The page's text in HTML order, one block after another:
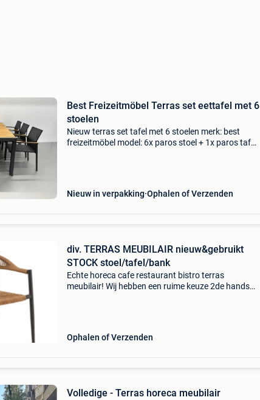
Best Freizeitmöbel Terras set eettafel met 6
stoelen
Nieuw terras set tafel met 6 stoelen merk: best
freizeitmöbel model: 6x paros stoel + 1x paros tafel
Nieuw in verpakking Ophalen of Verzenden
div. TERRAS MEUBILAIR nieuw&gebruikt
STOCK stoel/tafel/bank
Echte horeca cafe restaurant bistro terras
meubilair! Wij hebben een ruime keuze 2de hands
Ophalen of Verzenden
Volledige - Terras horeca meubilair